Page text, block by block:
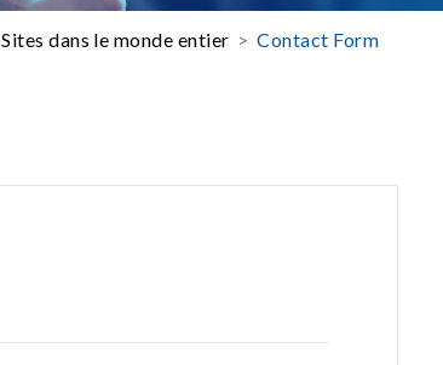
Sites dans le monde entier Contact Form